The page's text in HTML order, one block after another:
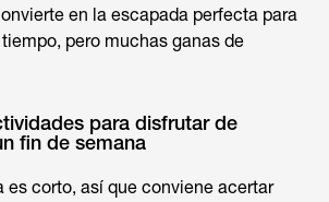
en la escapada perfecta para
pero muchas ganas de
para disfrutar de
fin de semana
es corto, así que conviene acertar